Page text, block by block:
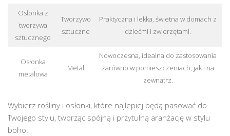
Osłonka z
tworzywa
sztucznego
Tworzywo
sztuczne
Praktyczna i lekka, świetna w domach z
dziećmi i zwierzętami.
Osłonka
metalowa
Metal
Nowoczesna, idealna do zastosowania
zarówno w pomieszczeniach, jak i na
zewnątrz.
Wybierz rośliny i osłonki, które najlepiej będą pasować do
Twojego stylu, tworząc spójną i przytulną aranżację w stylu
boho.